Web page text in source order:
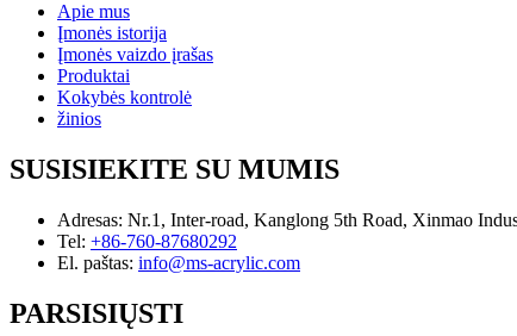
Apie mus
Įmonės istorija
Įmonės vaizdo įrašas
Produktai
Kokybės kontrolė
žinios
SUSISIEKITE SU MUMIS
Adresas: Nr.1, Inter-road, Kanglong 5th Road, Xinmao
Tel: +86-760-87680292
El. paštas: info@ms-acrylic.com
PARSISIŲSTI